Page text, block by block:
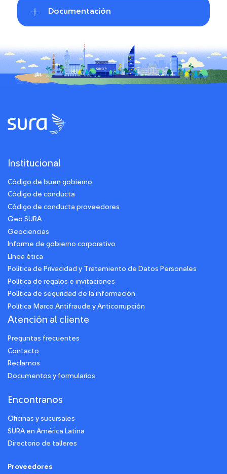
Documentación
Institucional
Código de buen gobierno
Código de conducta
Código de conducta proveedores
Geo SURA
Geociencias
Informe de gobierno corporativo
Línea ética
Política de Privacidad y Tratamiento de Datos Personales
Política de regalos e invitaciones
Política de seguridad de la información
Política Marco Antifraude y Anticorrupción
Atención al cliente
Preguntas frecuentes
Contacto
Reclamos
Documentos y formularios
Encontranos
Oficinas y sucursales
SURA en América Latina
Directorio de talleres
Proveedores